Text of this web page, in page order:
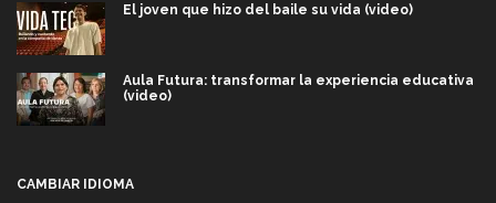
El joven que hizo del baile su vida (video)
Aula Futura: transformar la experiencia educativa
(video)
CAMBIAR IDIOMA